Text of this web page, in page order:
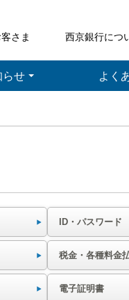
さま 西京銀行につ
らせ よく
ID・パスワード
税金・各種料金
電子証明書